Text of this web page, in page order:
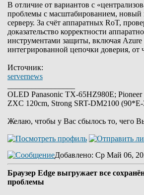
В отличие от вариантов с
проблемы с масштабированием, новый
серверу. За счёт аппаратных RoT,
доказательство корректности
инструментами защиты, включая Azure
интегрированной цепочки доверия,
Источник:
servernews
OLED Panasonic TX-65HZ980E;
ZXC 120cm, Strong SRT-DM2100
Желаю, чтобы у Вас сбылось то, чего
Добавлено: Ср Май 06,
Браузер Edge выгружает все
проблемы